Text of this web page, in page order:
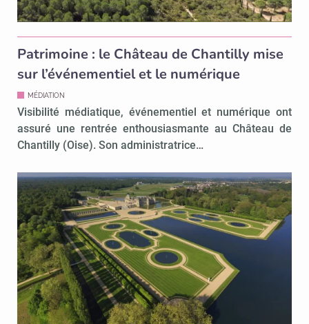
Patrimoine : le Château de Chantilly mise
sur l’événementiel et le numérique
MÉDIATION
Visibilité médiatique, événementiel et numérique ont
assuré une rentrée enthousiasmante au Château de
Chantilly (Oise). Son administratrice…